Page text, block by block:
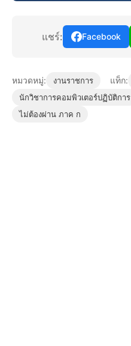
แชร์: Facebook
หมวดหมู่: งานราชการ แท็ก:
นักวิชาการคอมพิวเตอร์ปฏิบัติการ
ไม่ต้องผ่าน ภาค ก